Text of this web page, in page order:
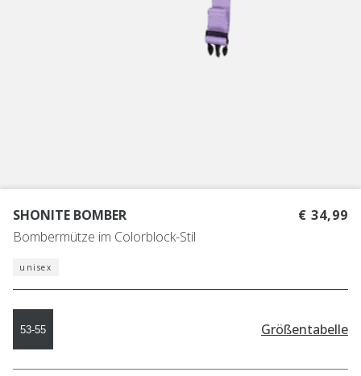
SHONITE BOMBER
Bombermütze im Colorblock-Stil
€ 34,99
unisex
53-55 Größentabelle